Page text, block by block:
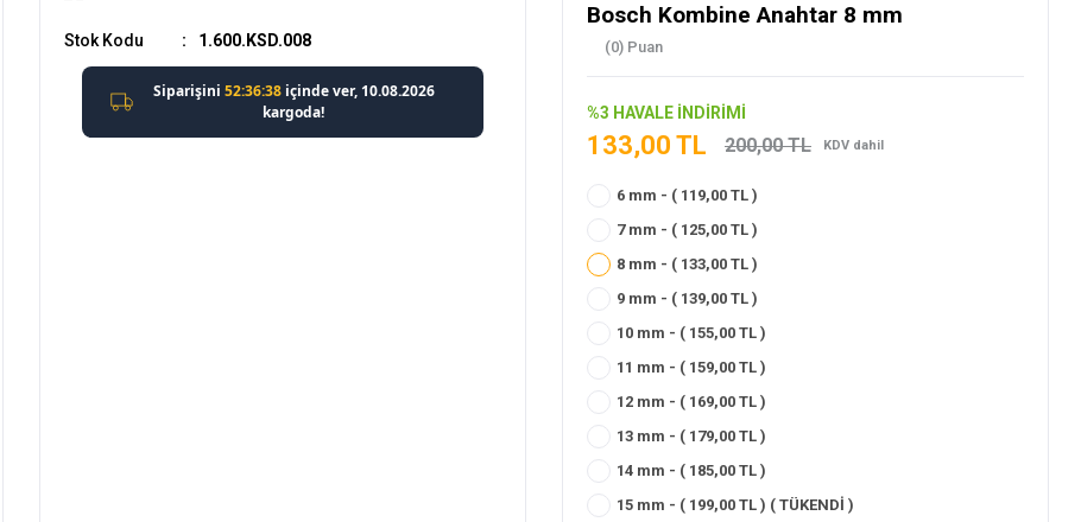
Stok Kodu 1.600.KSD.008
Bosch Kombine Anahtar 8 mm
(0) Puan
%3 HAVALE İNDİRİMİ
133,00 TL 200,00 TL KDV dahil
6 mm - ( 119,00 TL )
7 mm - ( 125,00 TL )
8 mm - ( 133,00 TL )
9 mm - ( 139,00 TL )
10 mm - ( 155,00 TL )
11 mm - ( 159,00 TL )
12 mm - ( 169,00 TL )
13 mm - ( 179,00 TL )
14 mm - ( 185,00 TL )
15 mm - ( 199,00 TL ) ( TÜKENDİ )